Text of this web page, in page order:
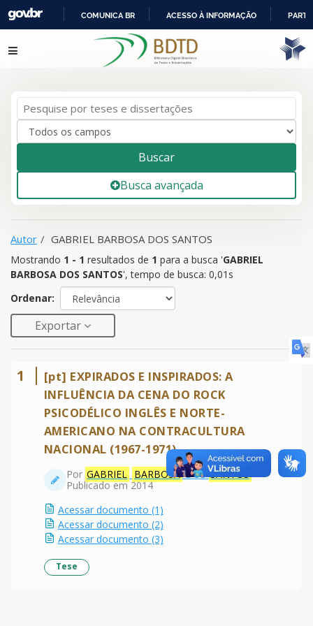
IR
PARA
COMUNICA BR ACESSO À INFORMAÇÃO
resultados de 1para a busca '
BARBOSA DOS SANTOS'
Pular para o conteúdo
Buscar
Busca avançada
Autor GABRIEL BARBOSA DOS SANTOS
Mostrando 1 - 1 resultados de 1 para a busca 'GABRIEL
BARBOSA DOS SANTOS', tempo de busca: 0,01s
Ordenar:
Exportar
1
[pt] EXPIRADOS E INSPIRADOS: A
INFLUÊNCIA DA CENA DO ROCK
PSICODÉLICO INGLÊS E NORTE-
AMERICANO NA CONTRACULTURA
NACIONAL (1967-1971)
Por GABRIEL BARBOSADOSSANTOS
Publicado em 2014
Acessar documento (1)
Acessar documento (2)
Acessar documento (3)
Tese